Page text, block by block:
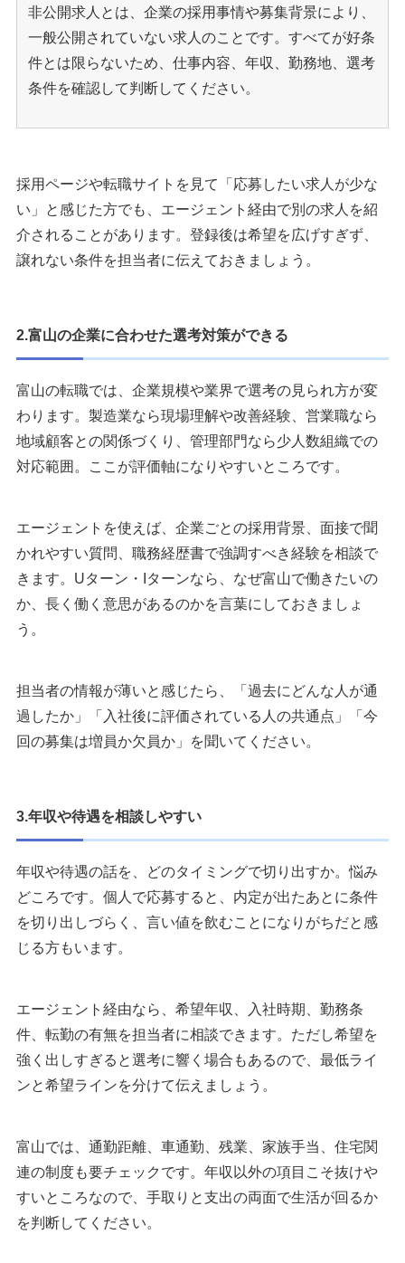
非公開求人とは、企業の採用事情や募集背景により、
一般公開されていない求人のことです。すべてが好条
件とは限らないため、仕事内容、年収、勤務地、選考
条件を確認して判断してください。
採用ページや転職サイトを見て「応募したい求人が少な
い」と感じた方でも、エージェント経由で別の求人を紹
介されることがあります。登録後は希望を広げすぎず、
譲れない条件を担当者に伝えておきましょう。
2.富山の企業に合わせた選考対策ができる
富山の転職では、企業規模や業界で選考の見られ方が変
わります。製造業なら現場理解や改善経験、営業職なら
地域顧客との関係づくり、管理部門なら少人数組織での
対応範囲。ここが評価軸になりやすいところです。
エージェントを使えば、企業ごとの採用背景、面接で聞
かれやすい質問、職務経歴書で強調すべき経験を相談で
きます。Uターン・Iターンなら、なぜ富山で働きたいの
か、長く働く意思があるのかを言葉にしておきましょ
う。
担当者の情報が薄いと感じたら、「過去にどんな人が通
過したか」「入社後に評価されている人の共通点」「今
回の募集は増員か欠員か」を聞いてください。
3.年収や待遇を相談しやすい
年収や待遇の話を、どのタイミングで切り出すか。悩み
どころです。個人で応募すると、内定が出たあとに条件
を切り出しづらく、言い値を飲むことになりがちだと感
じる方もいます。
エージェント経由なら、希望年収、入社時期、勤務条
件、転勤の有無を担当者に相談できます。ただし希望を
強く出しすぎると選考に響く場合もあるので、最低ライ
ンと希望ラインを分けて伝えましょう。
富山では、通勤距離、車通勤、残業、家族手当、住宅関
連の制度も要チェックです。年収以外の項目こそ抜けや
すいところなので、手取りと支出の両面で生活が回るか
を判断してください。